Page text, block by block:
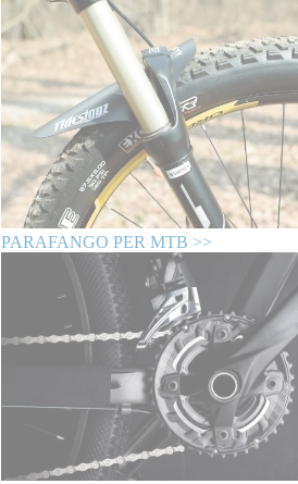
PARAFANGO PER MTB >>